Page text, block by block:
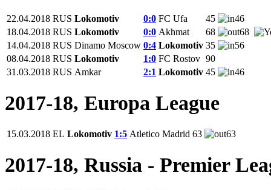
22.04.2018 RUS Lokomotiv 0:0 FC Ufa 45
46
18.04.2018 RUS Lokomotiv 0:0 Akhmat 68
68
14.04.2018 RUS Dinamo Moscow 0:4 Lokomotiv 35
56
08.04.2018 RUS Lokomotiv 1:0 FC Rostov 90
31.03.2018 RUS Amkar 2:1 Lokomotiv 45 46
2017-18, Europa League
15.03.2018 EL Lokomotiv 1:5 Atletico Madrid 63 63
2017-18, Russia - Premier